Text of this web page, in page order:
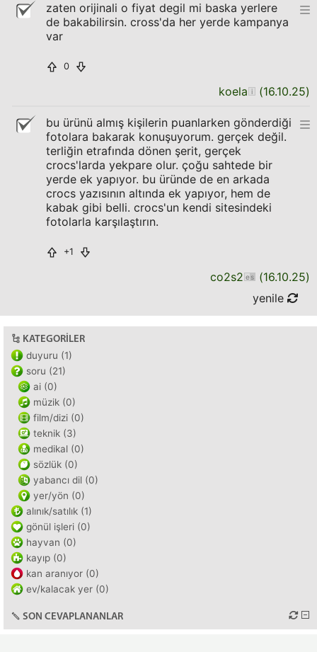
zaten orijinali o fiyat degil mi baska yerlere
de bakabilirsin. cross'da her yerde kampanya
var
0
koela (16.10.25)
bu ürünü almış kişilerin puanlarken gönderdiği
fotolara bakarak konuşuyorum. gerçek değil.
terliğin etrafında dönen şerit, gerçek
crocs'larda yekpare olur. çoğu sahtede bir
yerde ek yapıyor. bu üründe de en arkada
crocs yazısının altında ek yapıyor, hem de
kabak gibi belli. crocs'un kendi sitesindeki
fotolarla karşılaştırın.
+1
co2s2 (16.10.25)
yenile
KATEGORILER
duyuru (1)
soru (21)
ai (0)
müzik (0)
film/dizi (0)
teknik (3)
medikal (0)
sözlük (0)
yabancı dil (0)
yer/yön (0)
alınık/satılık (1)
gönül işleri (0)
hayvan (0)
kayıp (0)
kan aranıyor (0)
ev/kalacak yer (0)
SON CEVAPLANANLAR